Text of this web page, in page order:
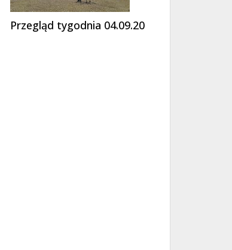
Przegląd tygodnia 04.09.20